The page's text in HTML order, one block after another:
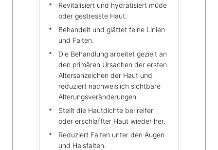
Revitalisiert und hydratisiert müde
oder gestresste Haut.
Behandelt und glättet feine Linien
und Falten.
Die Behandlung arbeitet gezielt an
den primären Ursachen der ersten
Altersanzeichen der Haut und
reduziert nachweislich sichtbare
Alterungsveränderungen.
Stellt die Hautdichte bei reifer
oder erschlaffter Haut wieder her.
Reduziert Falten unter den Augen
und Halsfalten.